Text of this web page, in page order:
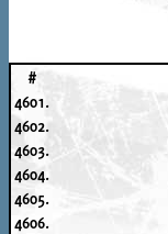
#
4601.
4602.
4603.
4604.
4605.
4606.